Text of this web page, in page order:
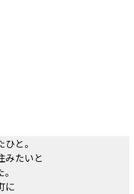
と。
みたいと
に